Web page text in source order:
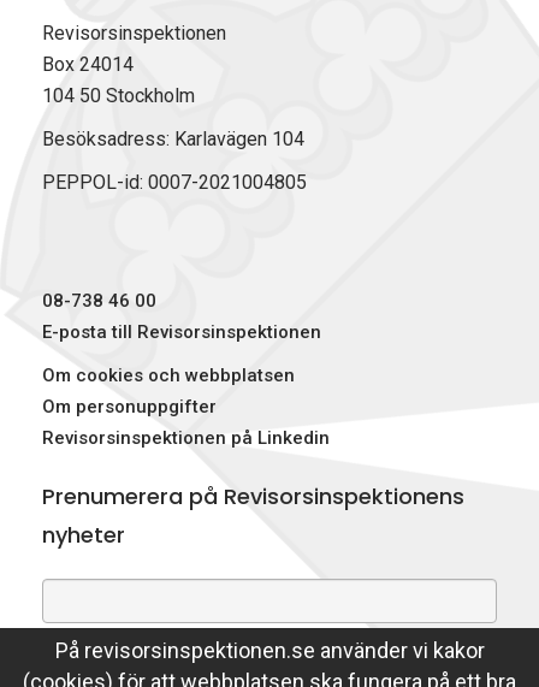
På revisorsinspektionen.se använder vi kakor
(cookies) för att webbplatsen ska fungera på ett bra
Revisorsinspektionen
Box 24014
104 50 Stockholm
Besöksadress: Karlavägen 104
PEPPOL-id: 0007-2021004805
08-738 46 00
E-posta till Revisorsinspektionen
Om cookies och webbplatsen
Om personuppgifter
Revisorsinspektionen på Linkedin
Prenumerera på Revisorsinspektionens
nyheter
Genom att prenumerera på nyheter godkänner du att
Revisorsinspektionen lagrar din e-postadress.